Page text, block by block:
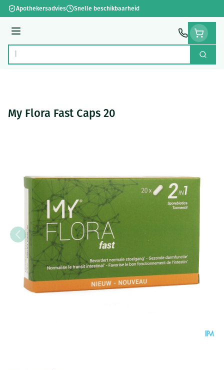
Ga naar de inhoud
Apothekersadvies Snelle beschikbaarheid
Menu
Product, merk, categorie... Zoek
My Flora Fast Caps 20